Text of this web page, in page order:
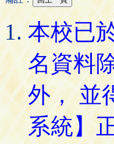
本校已
名資料
外， 並
系統】